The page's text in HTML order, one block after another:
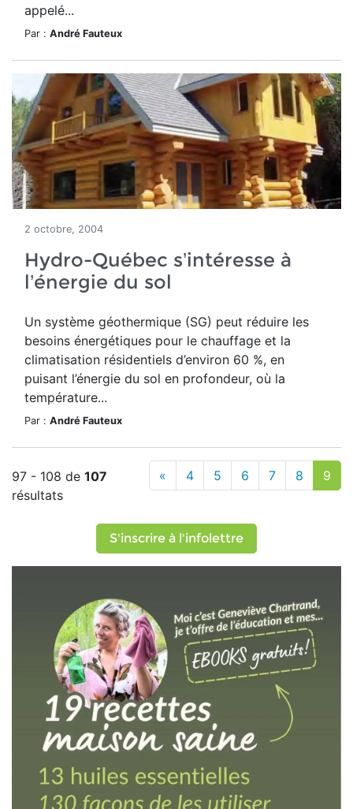
appelé...
Par : André Fauteux
2 octobre, 2004
Hydro-Québec s’intéresse à
l’énergie du sol
Un système géothermique (SG) peut réduire les
besoins énergétiques pour le chauffage et la
climatisation résidentiels d’environ 60 %, en
puisant l’énergie du sol en profondeur, où la
température...
Par : André Fauteux
97 - 108 de 107
résultats
« 4 5 6 7 8 9
S'inscrire à l'infolettre